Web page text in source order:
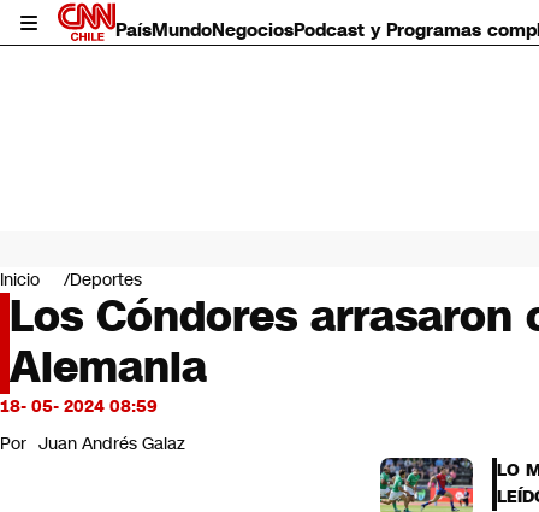
PaísMundoNegociosPodcast y Programas
Mundo
Negocios
Deportes
Programas completos
Cultura
Servicios
Bits
CNN Data
Inicio Deportes
Los Cóndores arrasaron
Alemania
18- 05- 2024 08:59
Por Juan Andrés Galaz
LO